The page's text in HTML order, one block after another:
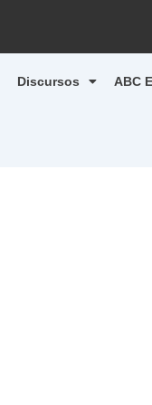
Discursos ABC